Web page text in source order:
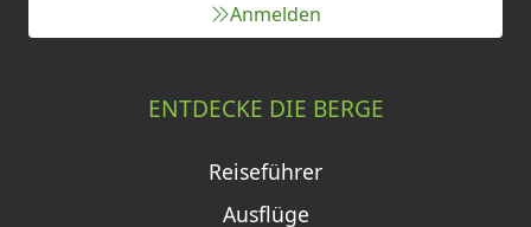
Anmelden
ENTDECKE DIE BERGE
Reiseführer
Ausflüge